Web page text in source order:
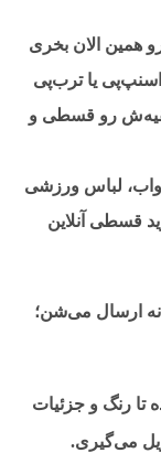
همین الان بخری
یا ترب‌پی
رو قسطی و
لباس ورزشی
قسطی آنلاین
ارسال می‌شن؛
تا رنگ و جزئیات
می‌گیری.